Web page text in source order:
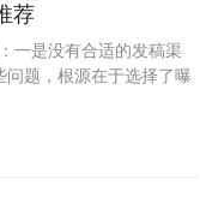
荐
一是没有合适的发稿渠
题，根源在于选择了曝